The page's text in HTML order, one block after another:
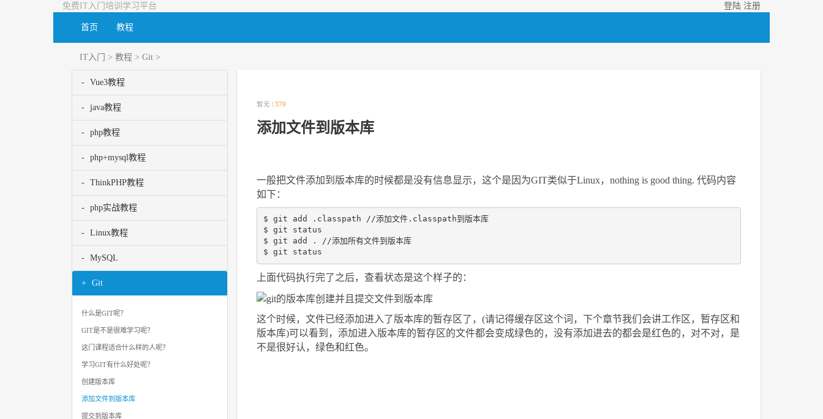
免费IT入门培训学习平台 登陆 注册
首页 教程
IT入门 > 教程 > Git >
暂无 | 370
添加文件到版本库
一般把文件添加到版本库的时候都是没有信息显示，这个是因为GIT类似于Linux，nothing is good thing. 代码内容
如下：
$ git add .classpath //添加文件.classpath到版本库
$ git status
$ git add . //添加所有文件到版本库
$ git status
上面代码执行完了之后，查看状态是这个样子的：
这个时候，文件已经添加进入了版本库的暂存区了，(请记得缓存区这个词，下个章节我们会讲工作区，暂存区和
版本库)可以看到，添加进入版本库的暂存区的文件都会变成绿色的，没有添加进去的都会是红色的，对不对，是
不是很好认，绿色和红色。
Vue3教程
java教程
php教程
php+mysql教程
ThinkPHP教程
php实战教程
Linux教程
MySQL
Git
什么是GIT呢？
GIT是不是很难学习呢？
这门课程适合什么样的人呢？
学习GIT有什么好处呢？
创建版本库
添加文件到版本库
提交到版本库